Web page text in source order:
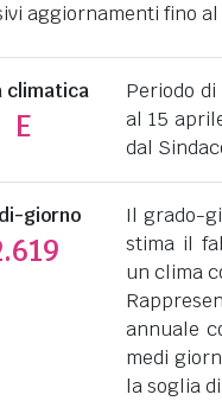
aggiornamenti fino al
climatica
E
Periodo
al 15
dal
giorno
Il grado-
stima il
un clima
annuale
medi
la soglia di